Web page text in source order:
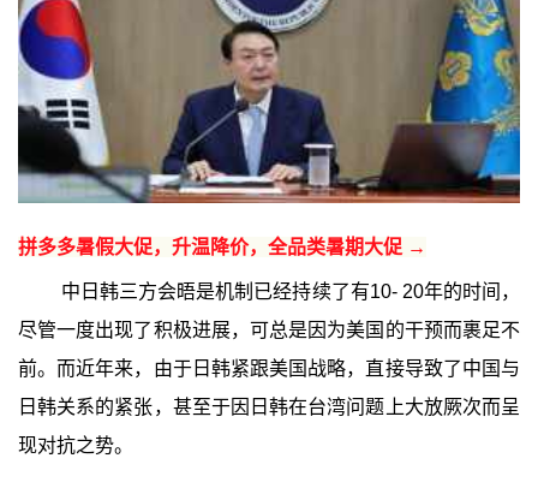
拼多多暑假大促，升温降价，全品类暑期大促 →
中日韩三方会晤是机制已经持续了有10- 20年的时间，
尽管一度出现了积极进展，可总是因为美国的干预而裹足不
前。而近年来，由于日韩紧跟美国战略，直接导致了中国与
日韩关系的紧张，甚至于因日韩在台湾问题上大放厥次而呈
现对抗之势。